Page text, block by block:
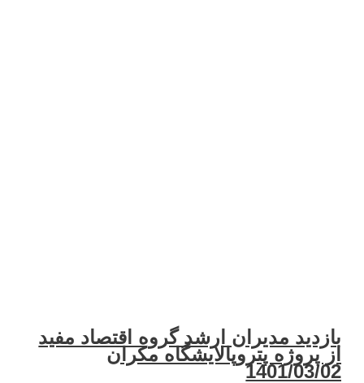
مدیران ارشد گروه اقتصاد مفید
پتروپالایشگاه مکران
1401/